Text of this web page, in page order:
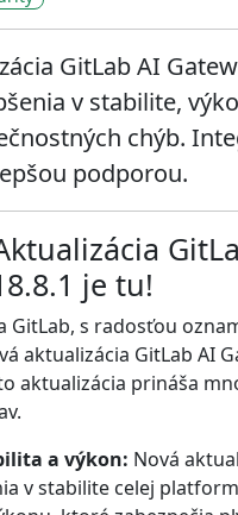
GitLab AI
v stabilite,
chýb.
podporou.
je tu!
GitLab, s radosťou
aktualizácia GitLab AI
aktualizácia prináša
a výkon: Nová
v stabilite celej